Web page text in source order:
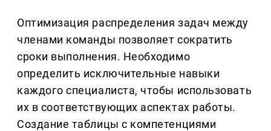
Оптимизация распределения задач между
членами команды позволяет сократить
сроки выполнения. Необходимо
определить исключительные навыки
каждого специалиста, чтобы использовать
их в соответствующих аспектах работы.
Создание таблицы с компетенциями